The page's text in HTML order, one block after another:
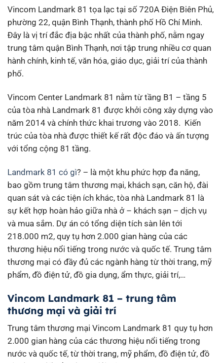
Vincom Landmark 81 tọa lạc tại số 720A Điện Biên Phủ,
phường 22, quận Bình Thạnh, thành phố Hồ Chí Minh.
Đây là vị trí đắc địa bậc nhất của thành phố, nằm ngay
trung tâm quận Bình Thạnh, nơi tập trung nhiều cơ quan
hành chính, kinh tế, văn hóa, giáo dục, giải trí của thành
phố.
Vincom Center Landmark 81 nằm từ tầng B1 – tầng 5
của tòa nhà Landmark 81 được khởi công xây dựng vào
năm 2014 và chính thức khai trương vào 2018. Kiến
trúc của tòa nhà được thiết kế rất độc đáo và ấn tượng
với tổng cộng 81 tầng.
Landmark 81 có gì? – là một khu phức hợp đa năng,
bao gồm trung tâm thương mại, khách sạn, căn hộ, đài
quan sát và các tiện ích khác, tòa nhà Landmark 81 là
sự kết hợp hoàn hảo giữa nhà ở – khách sạn – dịch vụ
và mua sắm. Dự án có tổng diện tích sàn lên tới
218.000 m2, quy tụ hơn 2.000 gian hàng của các
thương hiệu nổi tiếng trong nước và quốc tế. Trung tâm
thương mại có đầy đủ các ngành hàng từ thời trang, mỹ
phẩm, đồ điện tử, đồ gia dụng, ẩm thực, giải trí,…
Vincom Landmark 81 – trung tâm
thương mại và giải trí
Trung tâm thương mại Vincom Landmark 81 quy tụ hơn
2.000 gian hàng của các thương hiệu nổi tiếng trong
nước và quốc tế, từ thời trang, mỹ phẩm, đồ điện tử, đồ